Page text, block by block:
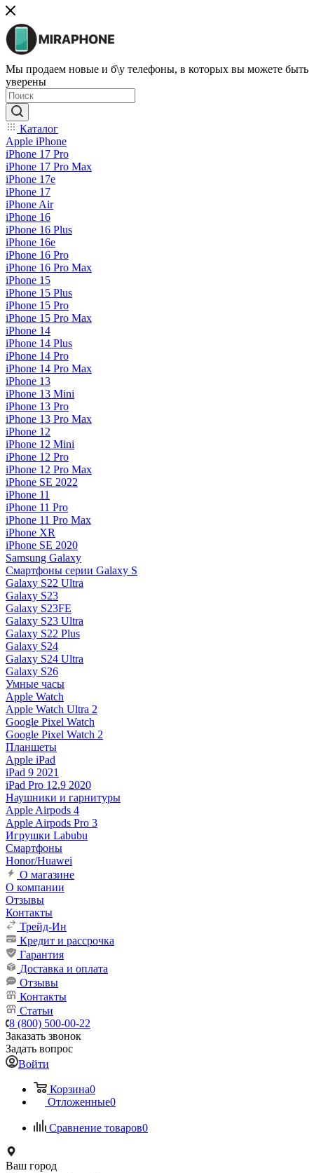
Мы продаем новые и б\у телефоны, в которых вы можете быть
уверены
Каталог
Apple iPhone
iPhone 17 Pro
iPhone 17 Pro Max
iPhone 17e
iPhone 17
iPhone Air
iPhone 16
iPhone 16 Plus
iPhone 16e
iPhone 16 Pro
iPhone 16 Pro Max
iPhone 15
iPhone 15 Plus
iPhone 15 Pro
iPhone 15 Pro Max
iPhone 14
iPhone 14 Plus
iPhone 14 Pro
iPhone 14 Pro Max
iPhone 13
iPhone 13 Mini
iPhone 13 Pro
iPhone 13 Pro Max
iPhone 12
iPhone 12 Mini
iPhone 12 Pro
iPhone 12 Pro Max
iPhone SE 2022
iPhone 11
iPhone 11 Pro
iPhone 11 Pro Max
iPhone XR
iPhone SE 2020
Samsung Galaxy
Смартфоны серии Galaxy S
Galaxy S22 Ultra
Galaxy S23
Galaxy S23FE
Galaxy S23 Ultra
Galaxy S22 Plus
Galaxy S24
Galaxy S24 Ultra
Galaxy S26
Умные часы
Apple Watch
Apple Watch Ultra 2
Google Pixel Watch
Google Pixel Watch 2
Планшеты
Apple iPad
iPad 9 2021
iPad Pro 12.9 2020
Наушники и гарнитуры
Apple Airpods 4
Apple Airpods Pro 3
Игрушки Labubu
Смартфоны
Honor/Huawei
О магазине
О компании
Отзывы
Контакты
Трейд-Ин
Кредит и рассрочка
Гарантия
Доставка и оплата
Отзывы
Контакты
Статьи
8 (800) 500-00-22
Заказать звонок
Задать вопрос
Войти
Корзина0
Отложенные0
Сравнение товаров0
Ваш город